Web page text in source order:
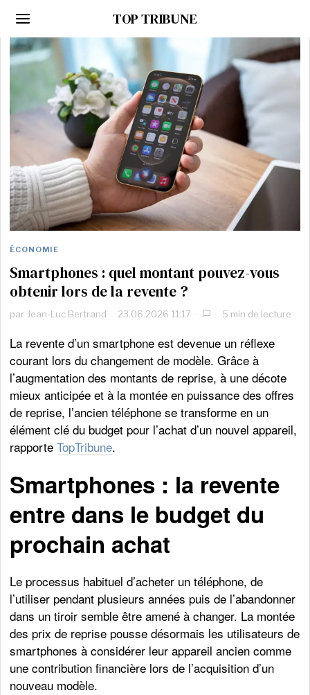
TOP TRIBUNE
ÉCONOMIE
Smartphones : quel montant pouvez-vous
obtenir lors de la revente ?
par Jean-Luc Bertrand 23.06.2026 11:17 5 min de lecture
La revente d’un smartphone est devenue un réflexe
courant lors du changement de modèle. Grâce à
l’augmentation des montants de reprise, à une décote
mieux anticipée et à la montée en puissance des offres
de reprise, l’ancien téléphone se transforme en un
élément clé du budget pour l’achat d’un nouvel appareil,
rapporteTopTribune.
Smartphones : la revente
entre dans le budget du
prochain achat
Le processus habituel d’acheter un téléphone, de
l’utiliser pendant plusieurs années puis de l’abandonner
dans un tiroir semble être amené à changer. La montée
des prix de reprise pousse désormais les utilisateurs de
smartphones à considérer leur appareil ancien comme
une contribution financière lors de l’acquisition d’un
nouveau modèle.